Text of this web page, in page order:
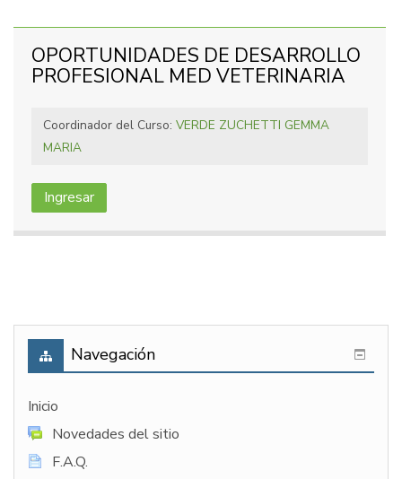
OPORTUNIDADES DE DESARROLLO
PROFESIONAL MED VETERINARIA
Coordinador del Curso: VERDE ZUCHETTI GEMMA
MARIA
Ingresar
Navegación
Inicio
Novedades del sitio
F.A.Q.